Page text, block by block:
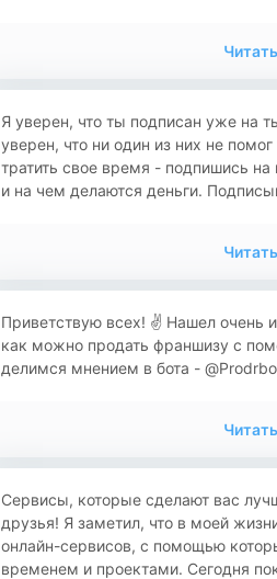
​​Я уверен, что ты подписан уже на
уверен, что ни один из них не
тратить свое время - подпишись
и на чем делаются деньги.
​​Приветствую всех! ✌️ Нашел очень
как можно продать франшизу с
делимся мнением в бота -
​​Сервисы, которые сделают вас
друзья! Я заметил, что в моей
онлайн-сервисов, с помощью
временем и проектами. Сегодня